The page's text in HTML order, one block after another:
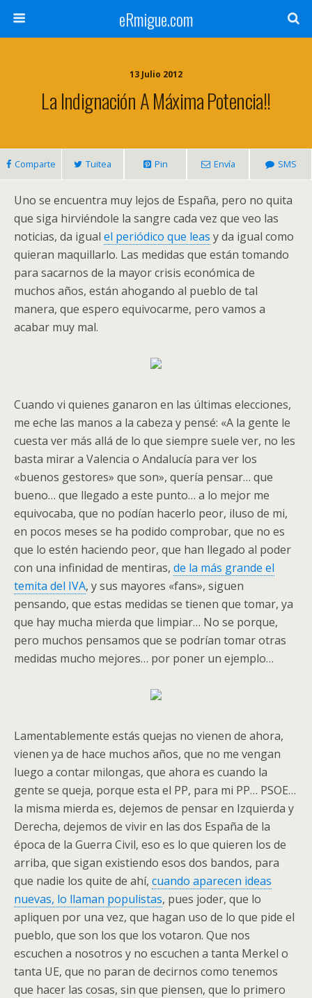
eRmigue.com
13 Julio 2012
La Indignación A Máxima Potencia!!
Comparte Tuitea Pin Envía SMS
Uno se encuentra muy lejos de España, pero no quita
que siga hirviéndole la sangre cada vez que veo las
noticias, da igual el periódico que leas y da igual como
quieran maquillarlo. Las medidas que están tomando
para sacarnos de la mayor crisis económica de
muchos años, están ahogando al pueblo de tal
manera, que espero equivocarme, pero vamos a
acabar muy mal.
Cuando vi quienes ganaron en las últimas elecciones,
me eche las manos a la cabeza y pensé: «A la gente le
cuesta ver más allá de lo que siempre suele ver, no les
basta mirar a Valencia o Andalucía para ver los
«buenos gestores» que son», quería pensar… que
bueno… que llegado a este punto… a lo mejor me
equivocaba, que no podían hacerlo peor, iluso de mi,
en pocos meses se ha podido comprobar, que no es
que lo estén haciendo peor, que han llegado al poder
con una infinidad de mentiras, de la más grande el
temita del IVA, y sus mayores «fans», siguen
pensando, que estas medidas se tienen que tomar, ya
que hay mucha mierda que limpiar… No se porque,
pero muchos pensamos que se podrían tomar otras
medidas mucho mejores… por poner un ejemplo…
Lamentablemente estás quejas no vienen de ahora,
vienen ya de hace muchos años, que no me vengan
luego a contar milongas, que ahora es cuando la
gente se queja, porque esta el PP, para mi PP… PSOE…
la misma mierda es, dejemos de pensar en Izquierda y
Derecha, dejemos de vivir en las dos España de la
época de la Guerra Civil, eso es lo que quieren los de
arriba, que sigan existiendo esos dos bandos, para
que nadie los quite de ahí, cuando aparecen ideas
nuevas, lo llaman populistas, pues joder, que lo
apliquen por una vez, que hagan uso de lo que pide el
pueblo, que son los que los votaron. Que nos
escuchen a nosotros y no escuchen a tanta Merkel o
tanta UE, que no paran de decirnos como tenemos
que hacer las cosas, sin que piensen, que lo primero